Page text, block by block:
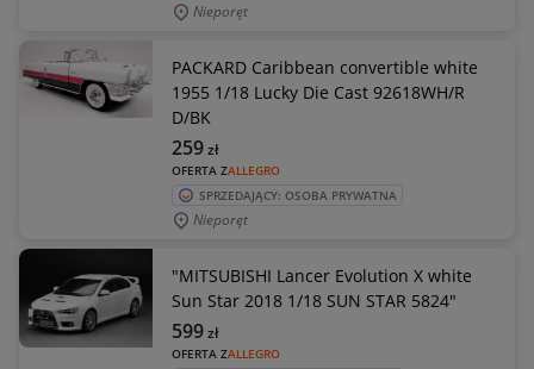
Nieporęt
PACKARD Caribbean convertible white
1955 1/18 Lucky Die Cast 92618WH/R
D/BK
OFERTA ZALLEGRO
259zł
SPRZEDAJĄCY: OSOBA PRYWATNA
Nieporęt
"MITSUBISHI Lancer Evolution X white
Sun Star 2018 1/18 SUN STAR 5824"
OFERTA ZALLEGRO
599zł